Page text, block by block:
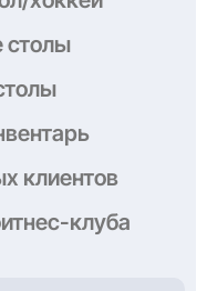
столы
клиентов
клуба